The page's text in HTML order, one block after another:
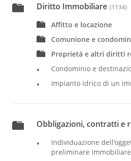
Diritto Immobiliare (1134)
Affitto e locazione
Comunione e
Proprietà e altri diritti
Condominio e
Impianto idrico di un
Obbligazioni, contratti e
Individuazione
preliminare immobiliare